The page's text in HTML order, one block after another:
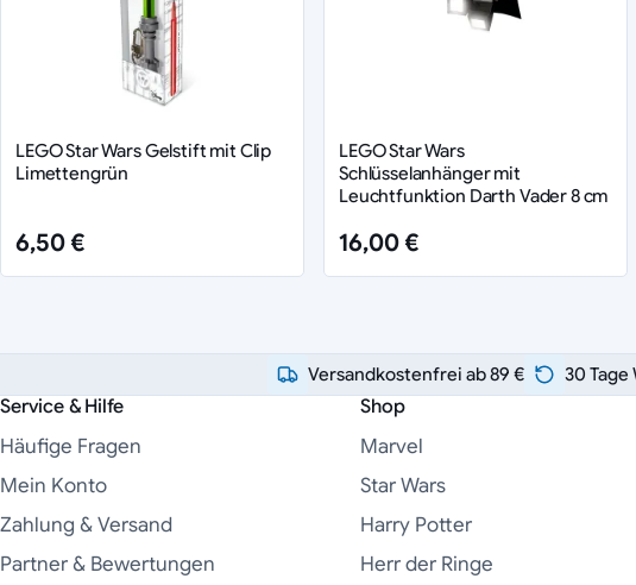
LEGO Star Wars Gelstift mit Clip
Limettengrün
6,50 €
LEGO Star Wars
Schlüsselanhänger mit
Leuchtfunktion Darth Vader 8 cm
16,00 €
Versandkostenfrei ab 89 € 30
Service & Hilfe
Häufige Fragen
Mein Konto
Zahlung & Versand
Partner & Bewertungen
Shop
Marvel
Star Wars
Harry Potter
Herr der Ringe